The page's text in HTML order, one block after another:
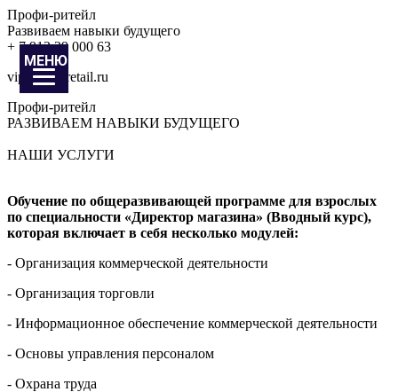
Профи-ритейл
Развиваем навыки будущего
+ 7 912 29 000 63
vip@prof-retail.ru
Профи-ритейл
РАЗВИВАЕМ НАВЫКИ БУДУЩЕГО
НАШИ УСЛУГИ
Обучение по общеразвивающей программе для взрослых
по специальности «Директор магазина» (Вводный курс),
которая включает в себя несколько модулей:
- Организация коммерческой деятельности
- Организация торговли
- Информационное обеспечение коммерческой деятельности
- Основы управления персоналом
- Охрана труда
МЕНЮ